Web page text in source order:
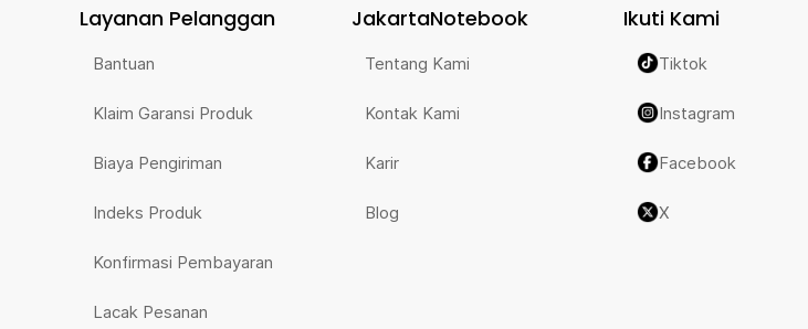
Layanan Pelanggan
Bantuan
Klaim Garansi Produk
Biaya Pengiriman
Indeks Produk
Konfirmasi Pembayaran
Lacak Pesanan
JakartaNotebook
Tentang Kami
Kontak Kami
Karir
Blog
Ikuti Kami
Tiktok
Instagram
Facebook
X